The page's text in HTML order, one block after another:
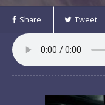
Share Tweet